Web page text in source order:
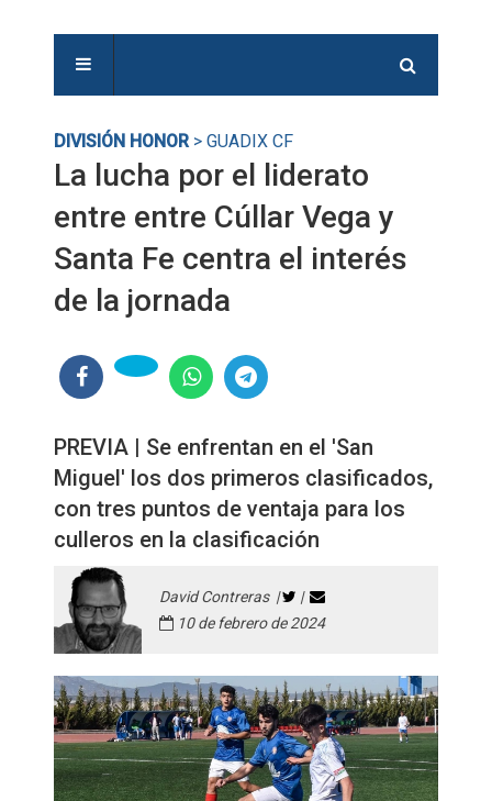
DIVISIÓN HONOR> GUADIX CF
La lucha por el liderato
entre entre Cúllar Vega y
Santa Fe centra el interés
de la jornada
PREVIA | Se enfrentan en el 'San
Miguel' los dos primeros clasificados,
con tres puntos de ventaja para los
culleros en la clasificación
David Contreras |
|
10 de febrero de 2024